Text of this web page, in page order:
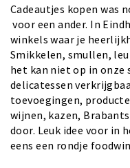
Cadeautjes kopen was
voor een ander. In
winkels waar je
Smikkelen, smullen,
het kan niet op in onze
delicatessen
toevoegingen,
wijnen, kazen,
door. Leuk idee voor in
eens een rondje